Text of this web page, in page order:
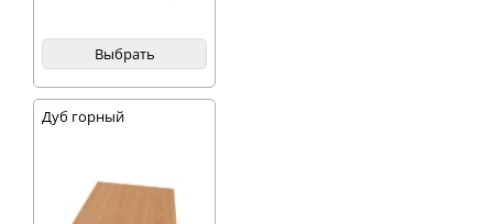
Выбрать
Дуб горный